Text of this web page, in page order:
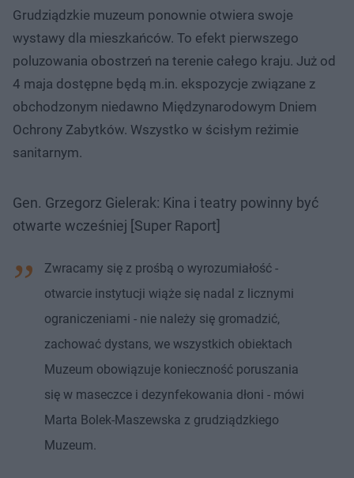
Grudziądzkie muzeum ponownie otwiera swoje
wystawy dla mieszkańców. To efekt pierwszego
poluzowania obostrzeń na terenie całego kraju. Już od
4 maja dostępne będą m.in. ekspozycje związane z
obchodzonym niedawno Międzynarodowym Dniem
Ochrony Zabytków. Wszystko w ścisłym reżimie
sanitarnym.
Gen. Grzegorz Gielerak: Kina i teatry powinny być
otwarte wcześniej [Super Raport]
Zwracamy się z prośbą o wyrozumiałość -
otwarcie instytucji wiąże się nadal z licznymi
ograniczeniami - nie należy się gromadzić,
zachować dystans, we wszystkich obiektach
Muzeum obowiązuje konieczność poruszania
się w maseczce i dezynfekowania dłoni - mówi
Marta Bolek-Maszewska z grudziądzkiego
Muzeum.